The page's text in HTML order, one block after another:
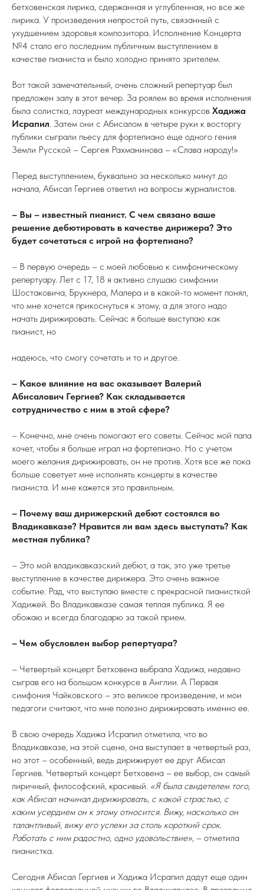
бетховенская лирика, сдержанная и углубленная, но все же
лирика. У произведения непростой путь, связанный с
ухудшением здоровья композитора. Исполнение Концерта
№4 стало его последним публичным выступлением в
качестве пианиста и было холодно принято зрителем.
Вот такой замечательный, очень сложный репертуар был
предложен залу в этот вечер. За роялем во время исполнения
была солистка, лауреат международных конкурсов Хадижа
Исрапил. Затем они с Абисалом в четыре руки к восторгу
публики сыграли пьесу для фортепиано еще одного гения
Земли Русской – Сергея Рахманинова – «Слава народу!»
Перед выступлением, буквально за несколько минут до
начала, Абисал Гергиев ответил на вопросы журналистов.
– Вы – известный пианист. С чем связано ваше
решение дебютировать в качестве дирижера? Это
будет сочетаться с игрой на фортепиано?
– В первую очередь – с моей любовью к симфоническому
репертуару. Лет с 17, 18 я активно слушаю симфонии
Шостаковича, Брукнера, Малера и в какой-то момент понял,
что мне хочется прикоснуться к этому, а для этого надо
начать дирижировать. Сейчас я больше выступаю как
пианист, но
надеюсь, что смогу сочетать и то и другое.
– Какое влияние на вас оказывает Валерий
Абисалович Гергиев? Как складывается
сотрудничество с ним в этой сфере?
– Конечно, мне очень помогают его советы. Сейчас мой папа
хочет, чтобы я больше играл на фортепиано. Но с учетом
моего желания дирижировать, он не против. Хотя все же пока
больше советует мне исполнять концерты в качестве
пианиста. И мне кажется это правильным.
– Почему ваш дирижерский дебют состоялся во
Владикавказе? Нравится ли вам здесь выступать? Как
местная публика?
– Это мой владикавказский дебют, а так, это уже третье
выступление в качестве дирижера. Это очень важное
событие. Рад, что выступаю вместе с прекрасной пианисткой
Хадижей. Во Владикавказе самая теплая публика. Я ее
обожаю и всегда благодарю за такой прием.
– Чем обусловлен выбор репертуара?
– Четвертый концерт Бетховена выбрала Хадижа, недавно
сыграв его на большом конкурсе в Англии. А Первая
симфония Чайковского – это великое произведение, и мои
педагоги считают, что мне полезно дирижировать именно ее.
В свою очередь Хадижа Исрапил отметила, что во
Владикавказе, на этой сцене, она выступает в четвертый раз,
но этот – особенный, ведь дирижирует ее друг Абисал
Гергиев. Четвертый концерт Бетховена – ее выбор, он самый
лиричный, философский, красивый. «Я была свидетелем того,
как Абисал начинал дирижировать, с какой страстью, с
каким усердием он к этому относится. Вижу, насколько он
талантливый, вижу его успехи за столь короткий срок.
Работать с ним радостно, одно удовольствие», – отметила
пианистка.
Сегодня Абисал Гергиев и Хадижа Исрапил дадут еще один